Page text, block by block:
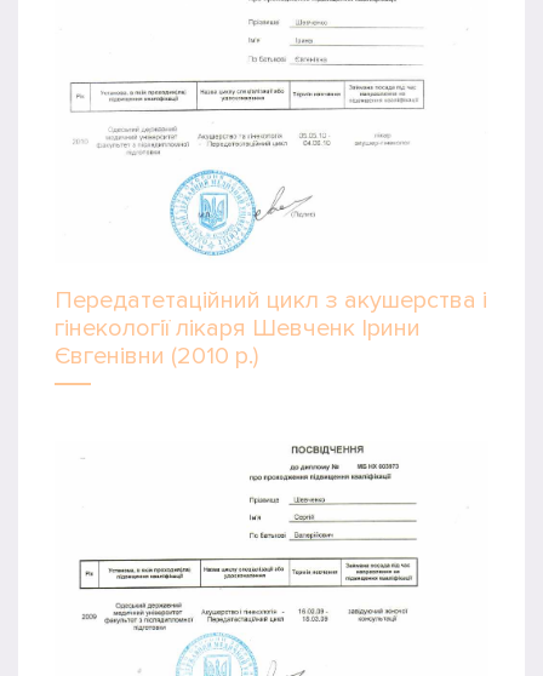
Передатетаційний цикл з акушерства і
гінекології лікаря Шевченк Ірини
Євгенівни (2010 р.)